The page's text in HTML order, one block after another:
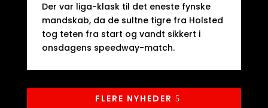
Der var liga-klask til det eneste fynske
mandskab, da de sultne tigre fra Holsted
tog teten fra start og vandt sikkert i
onsdagens speedway-match.​
FLERE NYHEDER